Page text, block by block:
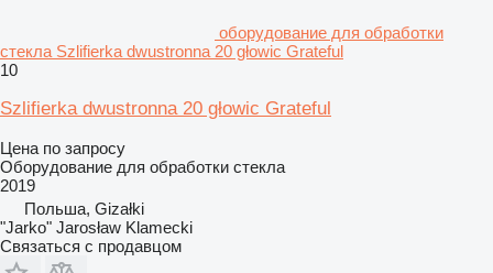
оборудование для обработки
стекла Szlifierka dwustronna 20 głowic Grateful
10
Szlifierka dwustronna 20 głowic Grateful
Цена по запросу
Оборудование для обработки стекла
2019
Польша, Gizałki
"Jarko" Jarosław Klamecki
Связаться с продавцом